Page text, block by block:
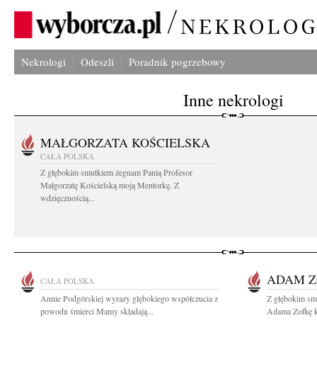
Nekrologi Odeszli Poradnik pogrzebowy
Inne nekrologi
MAŁGORZATA KOŚCIELSKA
CAŁA POLSKA
Z głębokim smutkiem żegnam Panią Profesor
Małgorzatę Kościelską moją Mentorkę. Z
wdzięcznością...
CAŁA POLSKA
Annie Podgórskiej wyrazy głębokiego współczucia z
powodu śmierci Mamy składają...
ADAM
Z głębokim
Adama Zofkę